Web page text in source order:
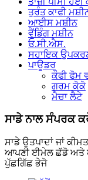
ਤੁਰੰਤ ਕਾਫੀ
ਆਈਸ ਮਸ਼ੀਨ
ਵੈਂਡਿੰਗ ਮਸ਼ੀਨ
ਓ.ਸੀ.ਐਸ.
ਸਹਾਇਕ
ਪਾਊਡਰ
ਕੌਫੀ ਫੋਮ
ਗਰਮ ਕੋਕੋ
ਮੈਚਾ ਲੈਟੇ
ਸਾਡੇ ਨਾਲ ਸੰਪਰਕ
ਸਾਡੇ ਉਤਪਾਦਾਂ ਜਾਂ
ਆਪਣੀ ਈਮੇਲ ਛੱਡੋ ਅਤੇ
ਪੁੱਛਗਿੱਛ ਭੇਜੋ